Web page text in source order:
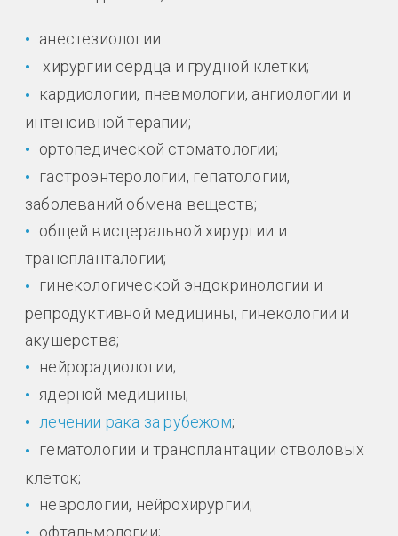
анестезиологии
хирургии сердца и грудной клетки;
кардиологии, пневмологии, ангиологии и
интенсивной терапии;
ортопедической стоматологии;
гастроэнтерологии, гепатологии,
заболеваний обмена веществ;
общей висцеральной хирургии и
транспланталогии;
гинекологической эндокринологии и
репродуктивной медицины, гинекологии и
акушерства;
нейрорадиологии;
ядерной медицины;
лечении рака за рубежом;
гематологии и трансплантации стволовых
клеток;
неврологии, нейрохирургии;
офтальмологии;